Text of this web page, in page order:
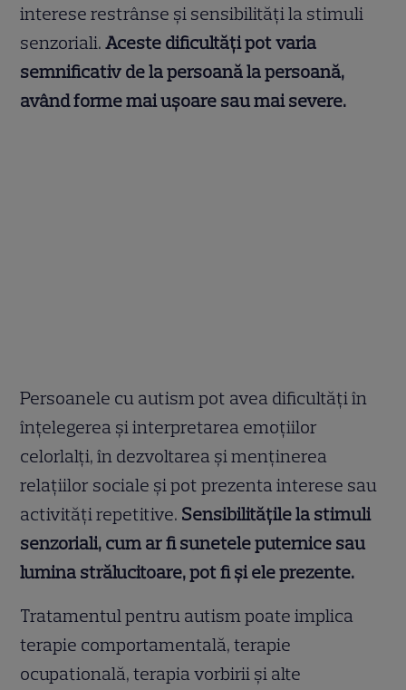
interese restrânse și sensibilități la stimuli
senzoriali.Aceste dificultăți pot varia
semnificativ de la persoană la persoană,
având forme mai ușoare sau mai severe.
Persoanele cu autism pot avea dificultăți în
înțelegerea și interpretarea emoțiilor
celorlalți, în dezvoltarea și menținerea
relațiilor sociale și pot prezenta interese sau
activități repetitive. Sensibilitățile la stimuli
senzoriali, cum ar fi sunetele puternice sau
lumina strălucitoare, pot fi și ele prezente.
Tratamentul pentru autism poate implica
terapie comportamentală, terapie
ocupatională, terapia vorbirii și alte